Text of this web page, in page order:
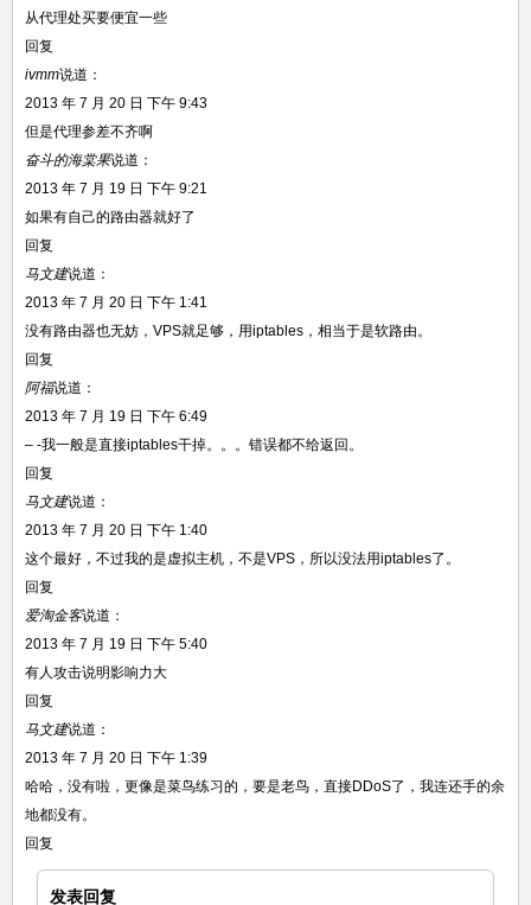
从代理处买要便宜一些
回复
ivmm说道：
2013 年 7 月 20 日 下午 9:43
但是代理参差不齐啊
奋斗的海棠果说道：
2013 年 7 月 19 日 下午 9:21
如果有自己的路由器就好了
回复
马文建说道：
2013 年 7 月 20 日 下午 1:41
没有路由器也无妨，VPS就足够，用iptables，相当于是软路由。
回复
阿福说道：
2013 年 7 月 19 日 下午 6:49
– -我一般是直接iptables干掉。。。错误都不给返回。
回复
马文建说道：
2013 年 7 月 20 日 下午 1:40
这个最好，不过我的是虚拟主机，不是VPS，所以没法用iptables了。
回复
爱淘金客说道：
2013 年 7 月 19 日 下午 5:40
有人攻击说明影响力大
回复
马文建说道：
2013 年 7 月 20 日 下午 1:39
哈哈，没有啦，更像是菜鸟练习的，要是老鸟，直接DDoS了，我连还手的余
地都没有。
回复
发表回复